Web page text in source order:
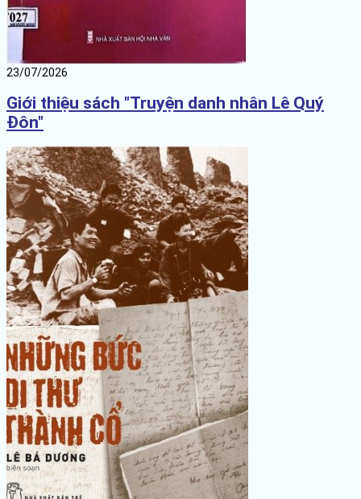
23/07/2026
Giới thiệu sách "Truyện danh nhân Lê Quý
Đôn"